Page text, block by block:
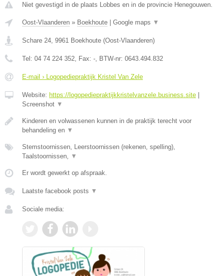
Niet gevestigd in de plaats Lobbes en in de provincie Henegouwen.
Oost-Vlaanderen » Boekhoute Google maps ▼
Schare 24 9961 Boekhoute (Oost-Vlaanderen)
Tel: 04 74 224 352 , Fax: - , BTW-nr: 0643.494.832
E-mail › Logopediepraktijk Kristel Van Zele
Website: https://logopediepraktijkkristelvanzele.business.site
Screenshot ▼
Kinderen en volwassenen kunnen in de praktijk terecht voor
behandeling en ▼
Stemstoornissen, Leerstoornissen (rekenen, spelling),
Taalstoornissen,
▼
Er wordt gewerkt op afspraak.
Laatste facebook posts ▼
Sociale media: